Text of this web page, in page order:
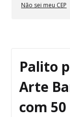
Não sei meu CEP
Palito
Arte
com